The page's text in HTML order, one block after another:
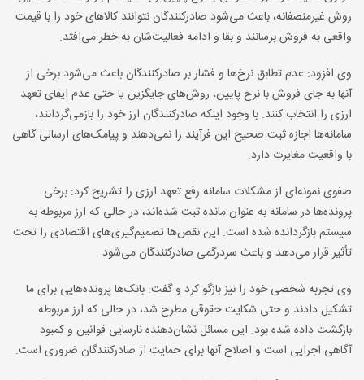
روش غیرمنصفانه، باعث می‌شود صادرکنندگان نتوانند کالاهای خود را با قیمت
واقعی به فروش برسانند و بقا و ادامه فعالیت‌شان به خطر می‌افتد.
وی افزود: عدم تطابق نرخ‌ها و فشار بر صادرکنندگان باعث می‌شود برخی از
آنها به جای فروش با نرخ پایین، روش‌های جایگزین یا حتی عدم ایفای تعهد
ارزی را انتخاب کنند. با وجود اینکه صادرکنندگان ارز خود را بازمی‌گردانند،
سامانه‌ها اجازه ثبت صحیح این فرآیند را نمی‌دهند و پیامک‌های ارسالی گاهی
با واقعیت مغایرت دارد.
صفوی نمونه‌ای از مشکلات سامانه رفع تعهد ارزی را تشریح کرد: برخی
پرونده‌ها در سامانه به عنوان مانده ثبت شده‌اند، در حالی که ارز مربوطه به
سیستم بازگردانده شده است. این نقص‌ها تصمیم‌گیری‌های اقتصادی را تحت
تأثیر قرار می‌دهد و باعث سردرگمی صادرکنندگان می‌شود.
وی تجربه شخصی خود را نیز بازگو کرد و گفت: بانک‌ها پرونده‌هایی برای ما
تشکیل دادند و حتی شکایت حقوقی مطرح شد، در حالی که ارز مربوطه
بازگشت داده شده بود. این مسائل نشان‌دهنده نارسایی قوانین و کمبود
آگاهی اجرایی است و اصلاح آنها برای حمایت از صادرکنندگان ضروری است.